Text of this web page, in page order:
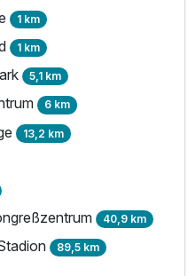
1 km
1 km
5,1 km
6 km
13,2 km
40,9 km
89,5 km